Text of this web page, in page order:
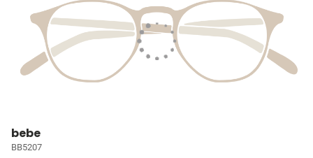
bebe
BB5207